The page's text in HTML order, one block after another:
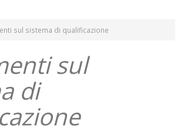
sul sistema di qualificazione
sul
di